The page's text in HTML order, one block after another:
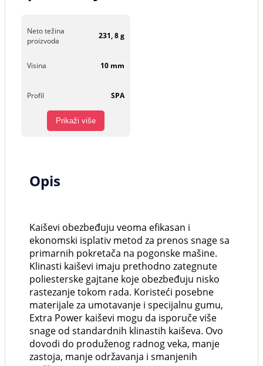
Neto težina
proizvoda
231, 8 g
Visina 10 mm
Profil SPA
Prikaži više
Opis
Kaiševi obezbeđuju veoma efikasan i
ekonomski isplativ metod za prenos snage sa
primarnih pokretača na pogonske mašine.
Klinasti kaiševi imaju prethodno zategnute
poliesterske gajtane koje obezbeđuju nisko
rastezanje tokom rada. Koristeći posebne
materijale za umotavanje i specijalnu gumu,
Extra Power kaiševi mogu da isporuče više
snage od standardnih klinastih kaiševa. Ovo
dovodi do produženog radnog veka, manje
zastoja, manje održavanja i smanjenih